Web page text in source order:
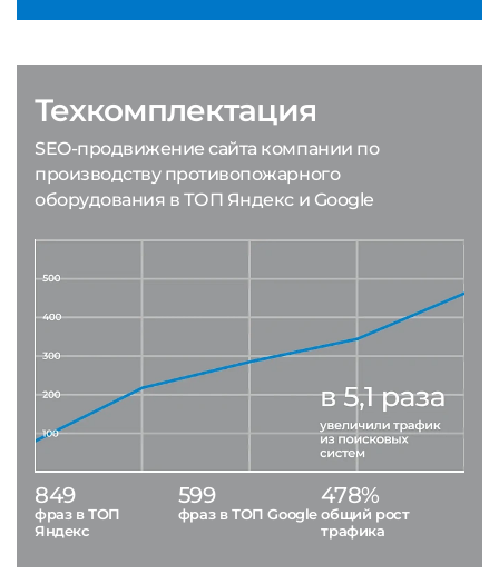
Техкомплектация
SEO-продвижение сайта компании по
производству противопожарного
оборудования в ТОП Яндекс и Google
849
фраз в ТОП
Яндекс
599
фраз в ТОП Google
478%
общий рост
трафика